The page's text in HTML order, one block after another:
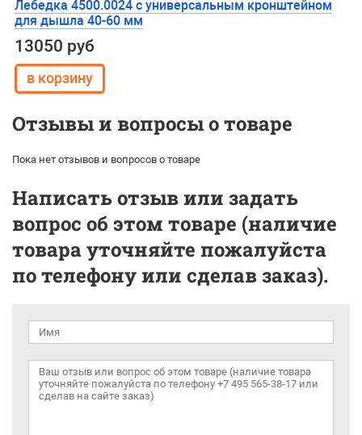
Лебедка 4500.0024 с универсальным кронштейном
для дышла 40-60 мм
13050 руб
Отзывы и вопросы о товаре
Пока нет отзывов и вопросов о товаре
Написать отзыв или задать
вопрос об этом товаре (наличие
товара уточняйте пожалуйста
по телефону или сделав заказ).